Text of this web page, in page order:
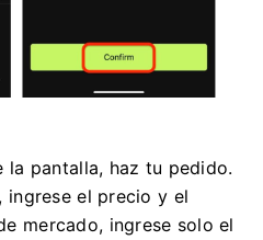
la pantalla, haz tu pedido.
ingrese el precio y el
mercado, ingrese solo el